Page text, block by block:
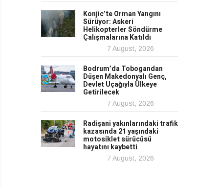
Konjic’te Orman Yangını
Sürüyor: Askeri
Helikopterler Söndürme
Çalışmalarına Katıldı
7 August, 2026
Bodrum’da Tobogandan
Düşen Makedonyalı Genç,
Devlet Uçağıyla Ülkeye
Getirilecek
7 August, 2026
Radişani yakınlarındaki trafik
kazasında 21 yaşındaki
motosiklet sürücüsü
hayatını kaybetti
7 August, 2026